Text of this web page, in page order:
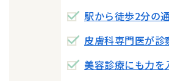
駅から徒歩2分の
皮膚科専門医が診
美容診療にも力を